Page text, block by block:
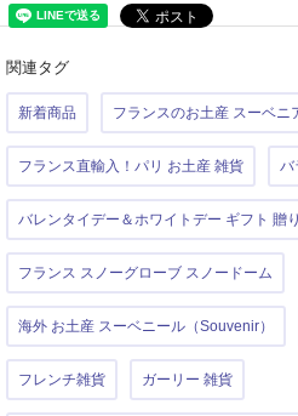
関連タグ
新着商品 フランスのお土産 スーベニ
フランス直輸入！パリ お土産 雑貨 バ
バレンタイデー＆ホワイトデー ギフト 贈
フランス スノーグローブ スノードーム
海外 お土産 スーベニール（Souvenir）
フレンチ雑貨 ガーリー 雑貨